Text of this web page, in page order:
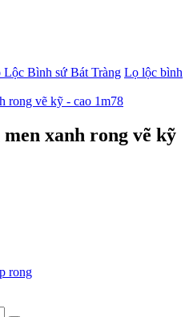
Lộc Bình sứ Bát Tràng Lọ lộc bình
xanh rong vẽ kỹ
rong